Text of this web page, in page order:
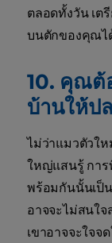
ตลอดทั้งวัน เต
บนตักของคุณไ
10. คุณต้
บ้านให้ป
ไม่ว่าแมวตัวใ
ใหญ่แสนรู้ การ
พร้อมกันนั้นเป็น
อาจจะไม่สนใ
เขาอาจจะใจ